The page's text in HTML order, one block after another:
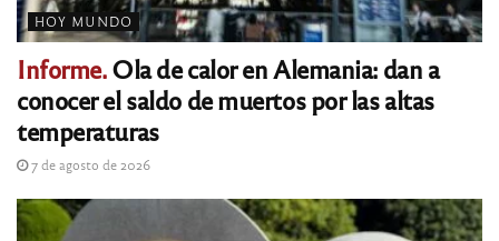
HOY MUNDO
Informe.Ola de calor en Alemania: dan a
conocer el saldo de muertos por las altas
temperaturas
7 de agosto de 2026